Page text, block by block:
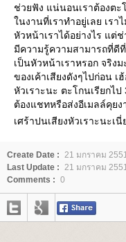
ช่วยฟัง แน่นอนเราต้องตะ
นงานที่เราทำอยู่เลย เรา
หัวหน้าเราได้อย่างไร แต่ช่
มีความรู้ความสามารถที่ดีที่
เป็นหัวหน้าเราหรอก จริง
ของเค้าเสียงดังๆไปก่อน
หัวเราะนะ ตะโกนเรียกไ
ต้องแชทหรือส่งอีเมลล์คุย
เศร้าปนเสียงหัวเราะนะเ
Create Date : 21 มกราคม
Last Update : 21 มกราคม
Comments : 0